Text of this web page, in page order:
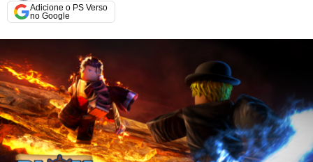
j
d
2
0
2
Adicione o PS Verso
no Google